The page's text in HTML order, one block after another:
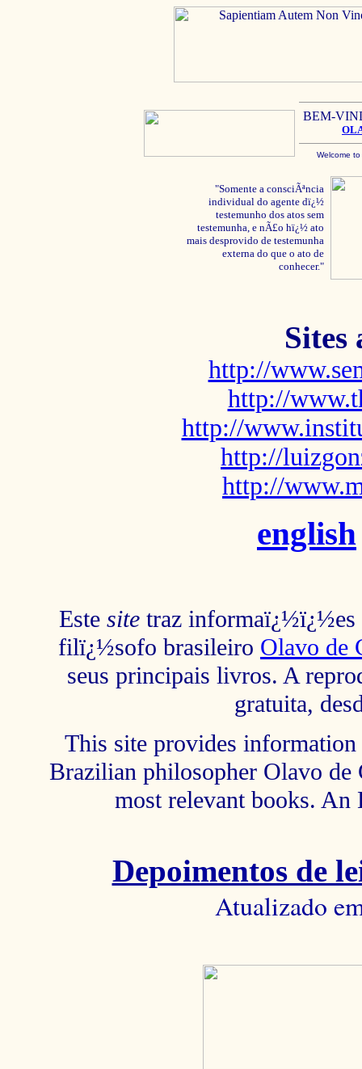
BEM-
Welcome
"Somente a consciÃªncia
individual do agente dï¿½
testemunho dos atos sem
testemunha, e nÃ£o hï¿½ ato
mais desprovido de testemunha
externa do que o ato de
conhecer."
Sites
http://
http://
http://
http://
http://
english
Este site traz informaï¿½ï¿½es
filï¿½sofo brasileiro Olavo de
seus principais livros. A
gratuita,
This site provides
Brazilian philosopher Olavo de
most relevant books.
Depoimentos de
Atualizado